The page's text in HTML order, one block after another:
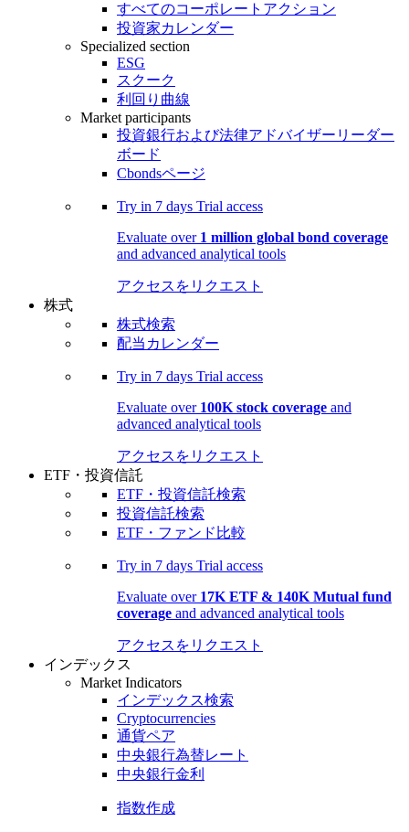
すべてのコーポレートアクション
投資家カレンダー
Specialized section
ESG
スクーク
利回り曲線
Market participants
投資銀行および法律アドバイザーリーダー
ボード
Cbondsページ
Try in 7 days Trial access
Evaluate over 1 million global bond coverage
and advanced analytical tools
アクセスをリクエスト
株式
株式検索
配当カレンダー
Try in 7 days Trial access
Evaluate over 100K stock coverage and
advanced analytical tools
アクセスをリクエスト
ETF・投資信託
ETF・投資信託検索
投資信託検索
ETF・ファンド比較
Try in 7 days Trial access
Evaluate over 17K ETF & 140K Mutual fund
coverage and advanced analytical tools
アクセスをリクエスト
インデックス
Market Indicators
インデックス検索
Cryptocurrencies
通貨ペア
中央銀行為替レート
中央銀行金利
指数作成